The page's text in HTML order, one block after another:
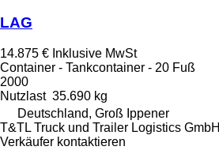
LAG
14.875 € Inklusive MwSt
Container - Tankcontainer - 20 Fuß
2000
Nutzlast 35.690 kg
Deutschland, Groß Ippener
T&TL Truck und Trailer Logistics GmbH
Verkäufer kontaktieren